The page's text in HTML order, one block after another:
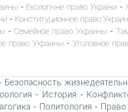
- Екологічне право України -
- Конституционное право
- Семейное право Украины -
право Украины -Уголовное
Безопасность
- История -
- Политология -